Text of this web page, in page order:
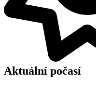
Aktuální počasí